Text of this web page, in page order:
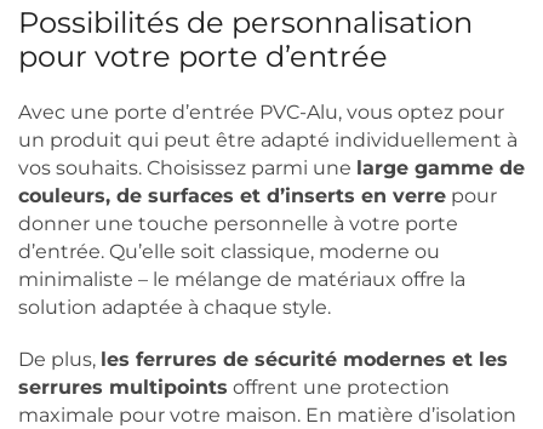
Possibilités de personnalisation
pour votre porte d’entrée
Avec une porte d’entrée PVC-Alu, vous optez pour
un produit qui peut être adapté individuellement à
vos souhaits. Choisissez parmi une large gamme de
couleurs, de surfaces et d’inserts en verre pour
donner une touche personnelle à votre porte
d’entrée. Qu’elle soit classique, moderne ou
minimaliste – le mélange de matériaux offre la
solution adaptée à chaque style.
De plus, les ferrures de sécurité modernes et les
serrures multipoints offrent une protection
maximale pour votre maison. En matière d’isolation